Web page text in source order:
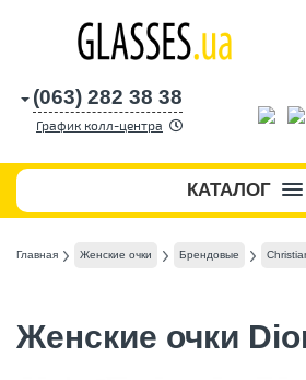
(063) 282 38 38
График колл-центра
КАТАЛОГ
Главная Женские очки Брендовые
Женские очки